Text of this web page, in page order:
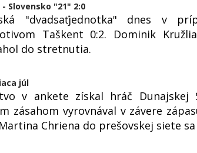
Slovensko "21" 2:0
"dvadsaťjednotka" dnes v
Taškent 0:2. Dominik
do stretnutia.
júl
v ankete získal hráč
zásahom vyrovnával v závere
Chriena do prešovskej siete